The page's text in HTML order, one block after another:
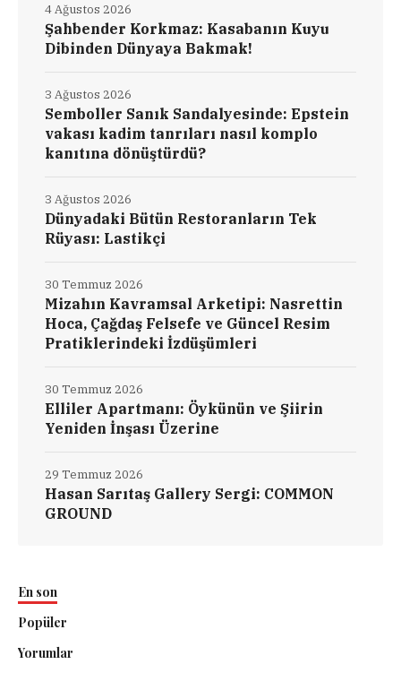
Şahbender Korkmaz: Kasabanın Kuyu
Dibinden Dünyaya Bakmak!
4 Ağustos 2026
Semboller Sanık Sandalyesinde: Epstein
vakası kadim tanrıları nasıl komplo
kanıtına dönüştürdü?
3 Ağustos 2026
Dünyadaki Bütün Restoranların Tek
Rüyası: Lastikçi
3 Ağustos 2026
Mizahın Kavramsal Arketipi: Nasrettin
Hoca, Çağdaş Felsefe ve Güncel Resim
Pratiklerindeki İzdüşümleri
30 Temmuz 2026
Elliler Apartmanı: Öykünün ve Şiirin
Yeniden İnşası Üzerine
30 Temmuz 2026
Hasan Sarıtaş Gallery Sergi: COMMON
GROUND
29 Temmuz 2026
En son
Popüler
Yorumlar